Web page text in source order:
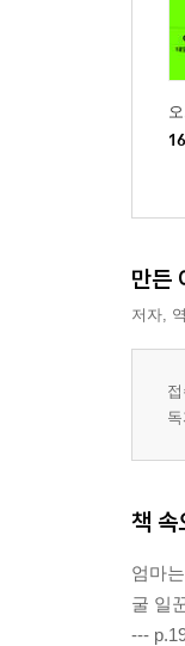
만든
저자,
책 속
엄마
굴 일
---